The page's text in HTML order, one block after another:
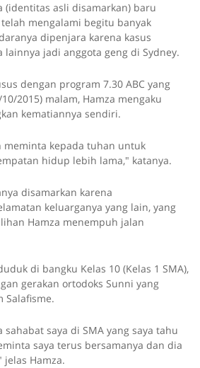
(identitas asli disamarkan) baru
mengalami begitu banyak
dipenjara karena kasus
jadi anggota geng di Sydney.
dengan program 7.30 ABC yang
2015) malam, Hamza mengaku
kematiannya sendiri.
meminta kepada tuhan untuk
hidup lebih lama," katanya.
disamarkan karena
keluarganya yang lain, yang
Hamza menempuh jalan
di bangku Kelas 10 (Kelas 1 SMA),
gerakan ortodoks Sunni yang
Salafisme.
sahabat saya di SMA yang saya tahu
saya terus bersamanya dan dia
jelas Hamza.